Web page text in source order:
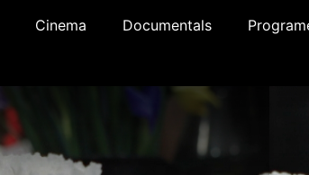
Cinema Documentals